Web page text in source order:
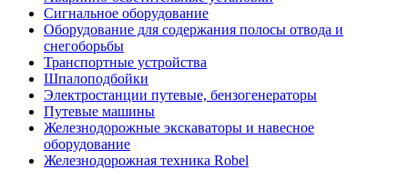
Сигнальное оборудование
Оборудование для содержания полосы отвода и
снегоборьбы
Транспортные устройства
Шпалоподбойки
Электростанции путевые, бензогенераторы
Путевые машины
Железнодорожные экскаваторы и навесное
оборудование
Железнодорожная техника Robel